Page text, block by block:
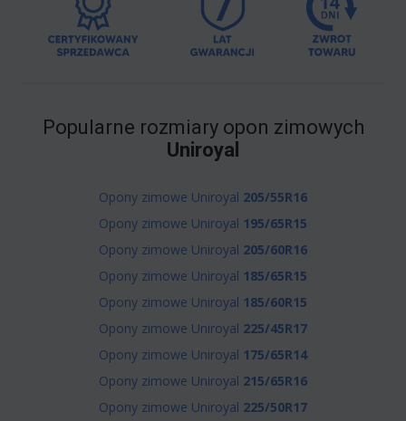
Popularne rozmiary opon zimowych
Uniroyal
Opony zimowe Uniroyal 205/55R16
Opony zimowe Uniroyal 195/65R15
Opony zimowe Uniroyal 205/60R16
Opony zimowe Uniroyal 185/65R15
Opony zimowe Uniroyal 185/60R15
Opony zimowe Uniroyal 225/45R17
Opony zimowe Uniroyal 175/65R14
Opony zimowe Uniroyal 215/65R16
Opony zimowe Uniroyal 225/50R17